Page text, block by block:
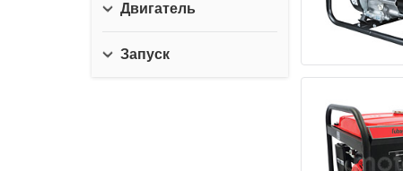
Двигатель
Запуск